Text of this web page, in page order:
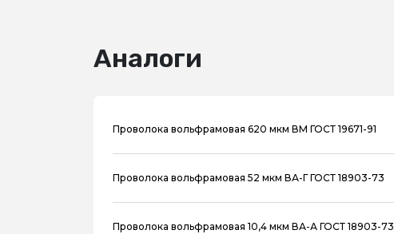
Аналоги
Проволока вольфрамовая 620 мкм ВМ ГОСТ 19671-91
Проволока вольфрамовая 52 мкм ВА-Г ГОСТ 18903-73
Проволока вольфрамовая 10,4 мкм ВА-А ГОСТ 18903-73